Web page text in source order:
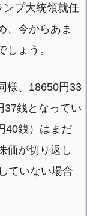
ンプ大統領就任
、今からあま
ょう。
様、18650円33
37銭となってい
40銭）はまだ
価が切り返し
ていない場合